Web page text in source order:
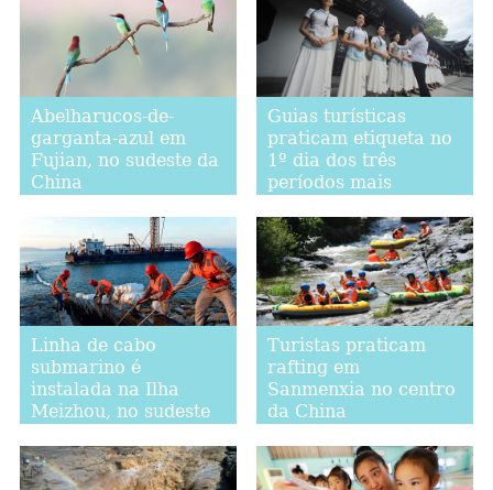
Abelharucos-de-
garganta-azul em
Fujian, no sudeste da
China
Guias turísticas
praticam etiqueta no
1º dia dos três
períodos mais
Linha de cabo
submarino é
instalada na Ilha
Meizhou, no sudeste
Turistas praticam
rafting em
Sanmenxia no centro
da China